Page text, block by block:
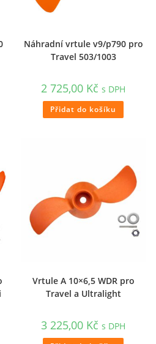
Náhradní vrtule v9/p790 pro
Travel 503/1003
2 725,00 Kč s DPH
Přidat do košíku
Vrtule A 10×6,5 WDR pro
Travel a Ultralight
3 225,00 Kč s DPH